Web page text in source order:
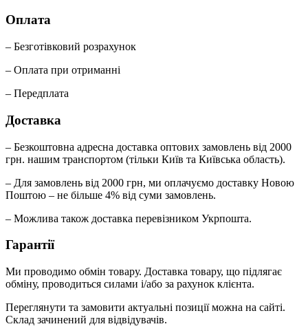
Оплата
– Безготівковий розрахунок
– Оплата при отриманні
– Передплата
Доставка
– Безкоштовна адресна доставка оптових замовлень від 2000
грн. нашим транспортом (тільки Київ та Київська область).
– Для замовлень від 2000 грн, ми оплачуємо доставку Новою
Поштою – не більше 4% від суми замовлень.
– Можлива також доставка перевізником Укрпошта.
Гарантії
Ми проводимо обмін товару. Доставка товару, що підлягає
обміну, проводиться силами і/або за рахунок клієнта.
Переглянути та замовити актуальні позиції можна на сайті.
Склад зачинений для відвідувачів.